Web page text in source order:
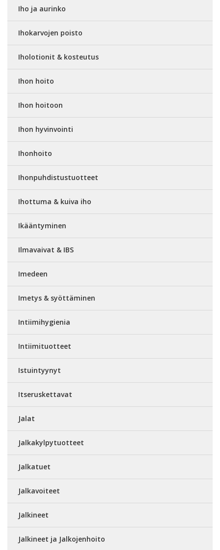
Iho ja aurinko
Ihokarvojen poisto
Iholotionit & kosteutus
Ihon hoito
Ihon hoitoon
Ihon hyvinvointi
Ihonhoito
Ihonpuhdistustuotteet
Ihottuma & kuiva iho
Ikääntyminen
Ilmavaivat & IBS
Imedeen
Imetys & syöttäminen
Intiimihygienia
Intiimituotteet
Istuintyynyt
Itseruskettavat
Jalat
Jalkakylpytuotteet
Jalkatuet
Jalkavoiteet
Jalkineet
Jalkineet ja Jalkojenhoito